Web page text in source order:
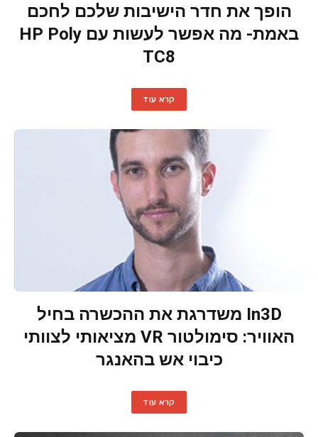
הופך את חדר הישיבות שלכם לחכם
באמת- מה אפשר לעשות עם HP Poly
TC8
קרא עוד
In3D משדרגת את ההכשרה בחיל
האוויר: סימולטור VR מציאותי לצוותי
כיבוי אש בהאנגר
קרא עוד